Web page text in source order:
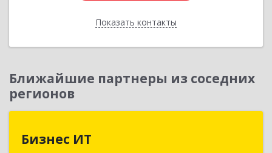
Показать контакты
Назад
Ближайшие партнеры из соседних
регионов
Бизнес ИТ